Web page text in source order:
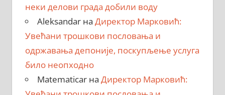
неки делови града добили воду
Aleksandarна Директор Марковић:
Увећани трошкови пословања и
одржавања депоније, поскупљење услуга
било неопходно
Matematicarна Директор Марковић: